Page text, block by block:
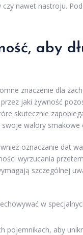
nawet nastroju.
aby
znaczenie dla
jaki żywność
skutecznie
walory smakowe
oznaczanie dat
wyrzucania
szczególnej
w
pojemnikach, aby